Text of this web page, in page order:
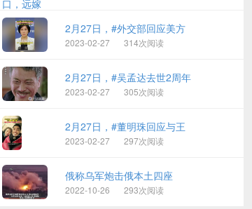
2月27日，#外交部回应美方
2023-02-27 314次阅读
2月27日，#吴孟达去世2周年
2023-02-27 305次阅读
2月27日，#董明珠回应与王
2023-02-27 297次阅读
俄称乌军炮击俄本土四座
2022-10-26 293次阅读